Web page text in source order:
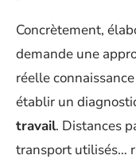
Concrètement,
demande une
réelle
établir un
travail. Distances
transport utilisés…